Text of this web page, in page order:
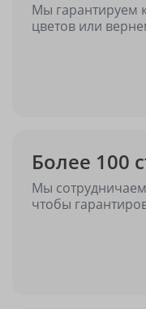
Мы гарантируем
цветов или
Более 100
Мы
чтобы